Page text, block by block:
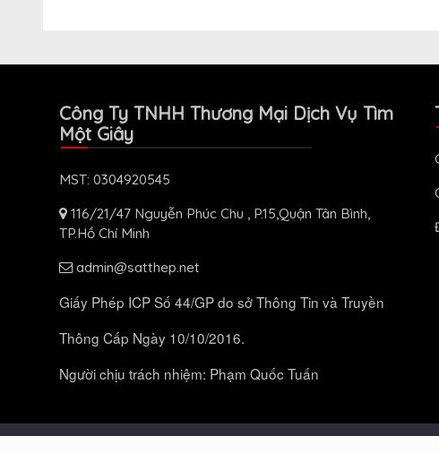
Công Ty TNHH Thương Mại Dịch Vụ Tìm
Một Giây
MST: 0304920545
116/21/47 Nguyễn Phúc Chu , P.15,Quận Tân Bình,
TP.Hồ Chí Minh
admin@satthep.net
Giấy Phép ICP Số 44/GP do sở Thông Tin và Truyền
Thông Cấp Ngày 10/10/2016.
Người chịu trách nhiệm: Phạm Quốc Tuấn